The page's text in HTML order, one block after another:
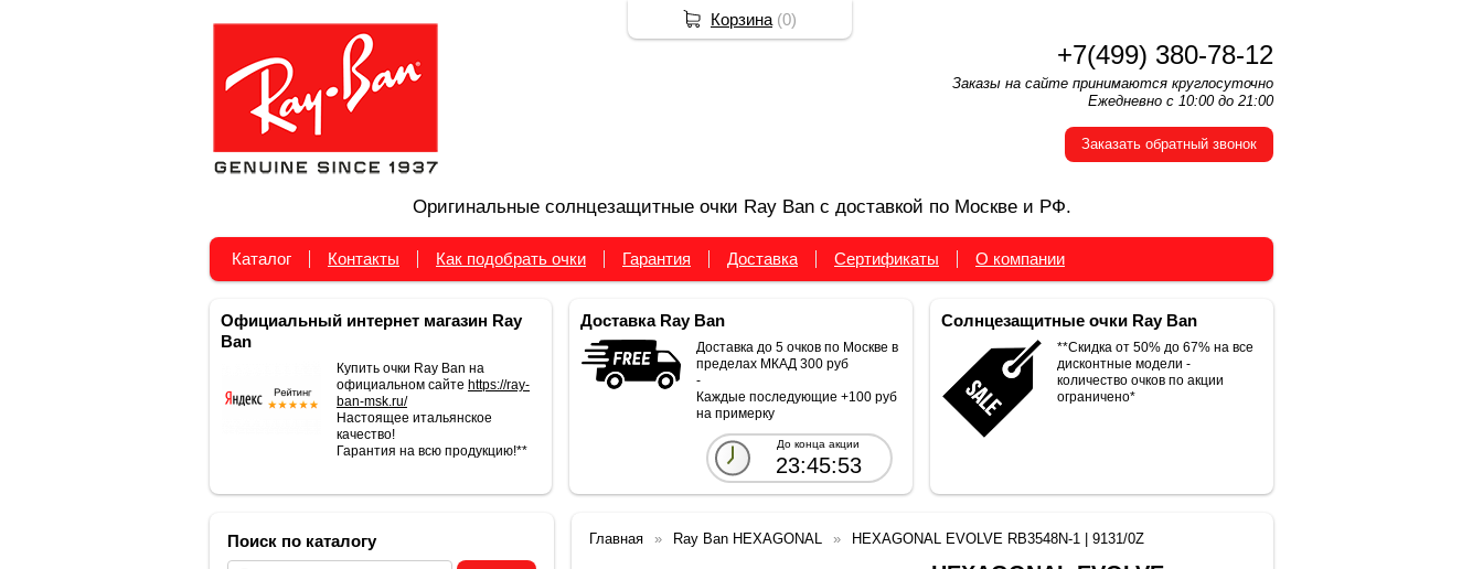
+7(499) 380-78-12
Заказы на сайте принимаются круглосуточно
Ежедневно с 10:00 до 21:00
Заказать обратный звонок
Оригинальные солнцезащитные очки Ray Ban с доставкой по Москве и РФ.
Каталог Контакты Как подобрать очки Гарантия Доставка Сертификаты О компании
Официальный интернет магазин Ray
Ban
Купить очки Ray Ban на
официальном сайте https://ray-
ban-msk.ru/
Настоящее итальянское
качество!
Гарантия на всю продукцию!**
Доставка Ray Ban
Доставка до 5 очков по Москве в
пределах МКАД 300 руб
-
Каждые последующие +100 руб
на примерку
До конца акции
23:45:53
Солнцезащитные очки Ray Ban
**Скидка от 50% до 67% на все
дисконтные модели -
количество очков по акции
ограничено*
Поиск по каталогу Главная Ray Ban HEXAGONAL HEXAGONAL EVOLVE RB3548N-1 | 9131/0Z
Корзина (0)